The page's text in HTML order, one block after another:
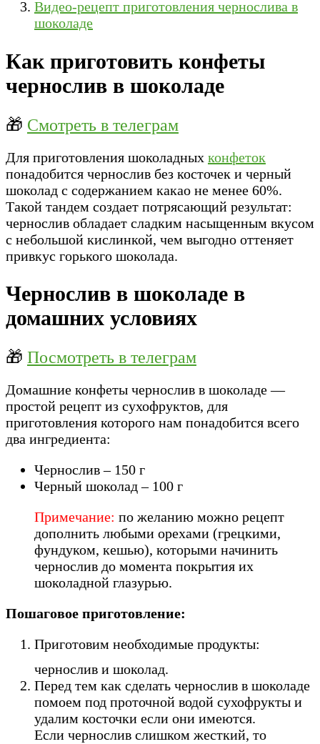
Видео-рецепт приготовления чернослива в
шоколаде
Как приготовить конфеты
чернослив в шоколаде
🎁 Смотреть в телеграм
Для приготовления шоколадных конфеток
понадобится чернослив без косточек и черный
шоколад с содержанием какао не менее 60%.
Такой тандем создает потрясающий результат:
чернослив обладает сладким насыщенным вкусом
с небольшой кислинкой, чем выгодно оттеняет
привкус горького шоколада.
Чернослив в шоколаде в
домашних условиях
🎁 Посмотреть в телеграм
Домашние конфеты чернослив в шоколаде —
простой рецепт из сухофруктов, для
приготовления которого нам понадобится всего
два ингредиента:
Чернослив – 150 г
Черный шоколад – 100 г
Примечание: по желанию можно рецепт
дополнить любыми орехами (грецкими,
фундуком, кешью), которыми начинить
чернослив до момента покрытия их
шоколадной глазурью.
Пошаговое приготовление:
Приготовим необходимые продукты:
чернослив и шоколад.
Перед тем как сделать чернослив в шоколаде
помоем под проточной водой сухофрукты и
удалим косточки если они имеются.
Если чернослив слишком жесткий, то